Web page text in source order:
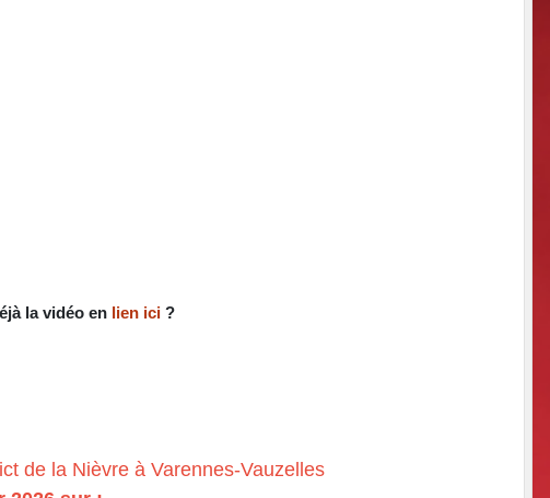
la vidéo en lien ici ?
de la Nièvre à Varennes-Vauzelles